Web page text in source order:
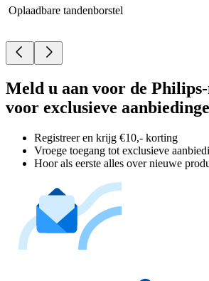
Oplaadbare tandenborstel
Meld u aan voor de
voor exclusieve
Registreer en krijg €10,- korting
Vroege toegang tot exclusieve
Hoor als eerste alles over nieuwe